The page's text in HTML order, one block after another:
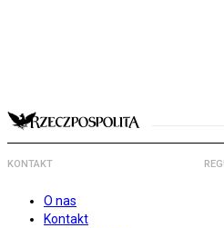
KONTAKT
O nas
Kontakt